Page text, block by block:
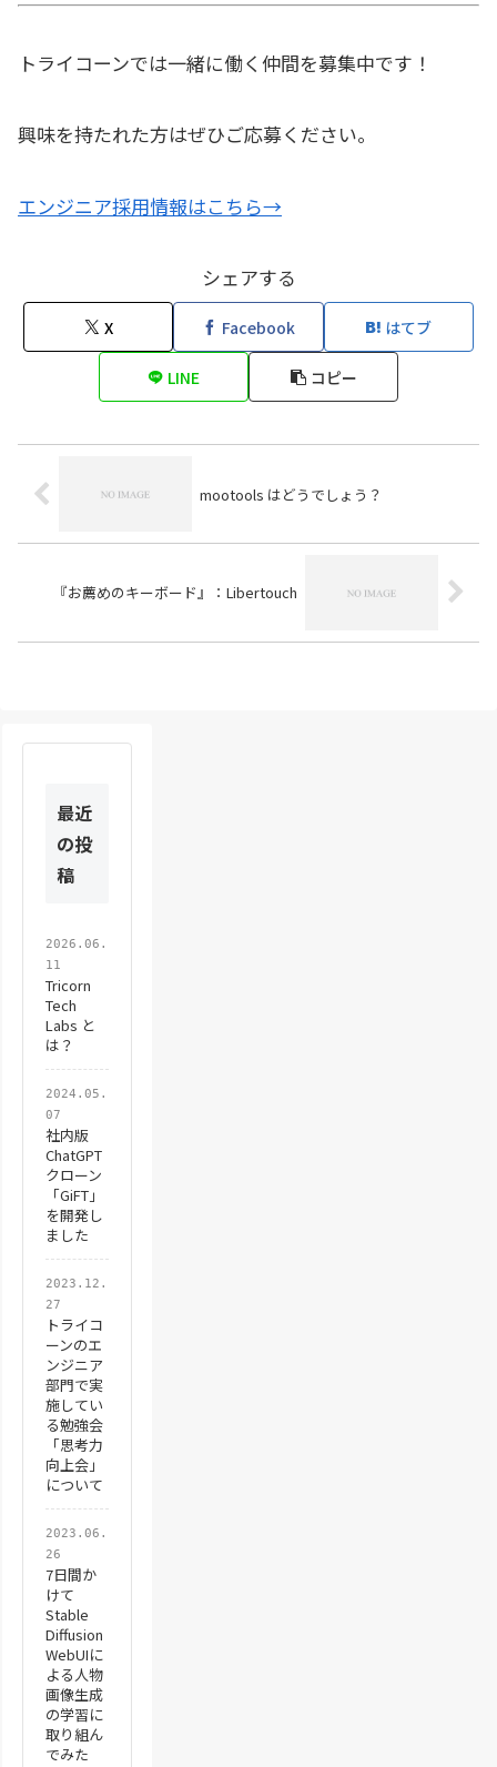
トライコーンでは一緒に働く仲間を募集中です！
興味を持たれた方はぜひご応募ください。
エンジニア採用情報はこちら→
シェアする
X Facebook はてブ
LINE コピー
mootools はどうでしょう？
『お薦めのキーボード』：Libertouch
最近
の投
稿
2026.06.
11
Tricorn
Tech
Labs と
は？
2024.05.
07
社内版
ChatGPT
クローン
「GiFT」
を開発し
ました
2023.12.
27
トライコ
ーンのエ
ンジニア
部門で実
施してい
る勉強会
「思考力
向上会」
について
2023.06.
26
7日間か
けて
Stable
Diffusion
WebUIに
よる人物
画像生成
の学習に
取り組ん
でみた